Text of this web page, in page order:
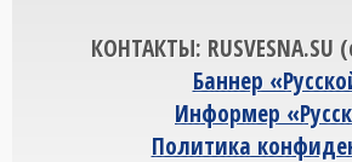
КОНТАКТЫ: RUSVESNA.SU
Баннер
Информер
Политика